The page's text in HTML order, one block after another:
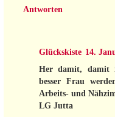
Antworten
Glückskiste 14.
Her damit, damit
besser Frau
Arbeits- und
LG Jutta